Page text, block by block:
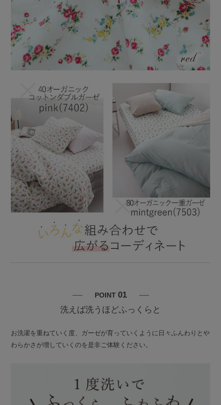
POINT 01
洗えば洗うほどふっくらと
お洗濯を重ねていく度、ガーゼが育っていくように日々ふんわりとや
わらかさが増していくのを是非ご体験ください。